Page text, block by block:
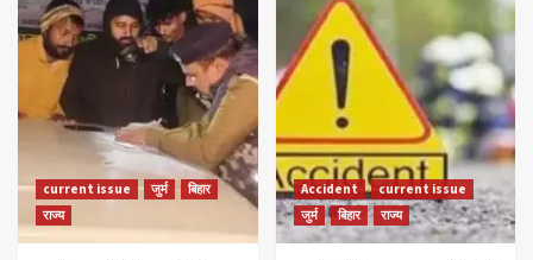
current issue जुर्म
बिहार
राज्य
Accident
current issue
जुर्म
बिहार राज्य